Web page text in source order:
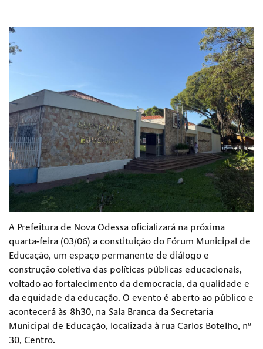
A Prefeitura de Nova Odessa oficializará na próxima
quarta-feira (03/06) a constituição do Fórum Municipal de
Educação, um espaço permanente de diálogo e
construção coletiva das políticas públicas educacionais,
voltado ao fortalecimento da democracia, da qualidade e
da equidade da educação. O evento é aberto ao público e
acontecerá às 8h30, na Sala Branca da Secretaria
Municipal de Educação, localizada à rua Carlos Botelho, nº
30, Centro.